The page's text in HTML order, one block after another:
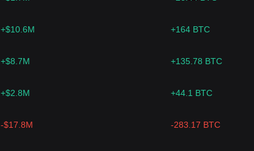
+$10.6M +164 BTC
+$8.7M +135.78 BTC
+$2.8M +44.1 BTC
-$17.8M -283.17 BTC